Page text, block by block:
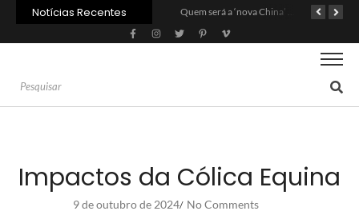
Notícias Recentes Quem será a ‘nova China’ do agro quando o apetite de Pequim acabar?
Impactos da Cólica Equina
9 de outubro de 2024/ No Comments